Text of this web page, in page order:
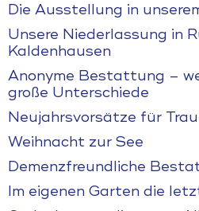
Die Ausstellung in
Unsere Niederlassung in
Kaldenhausen
Anonyme Bestattung –
große Unterschiede
Neujahrsvorsätze für
Weihnacht zur See
Demenzfreundliche
Im eigenen Garten die